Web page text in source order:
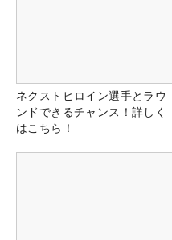
ネクストヒロイン選手とラウ
ンドできるチャンス！詳しく
はこちら！